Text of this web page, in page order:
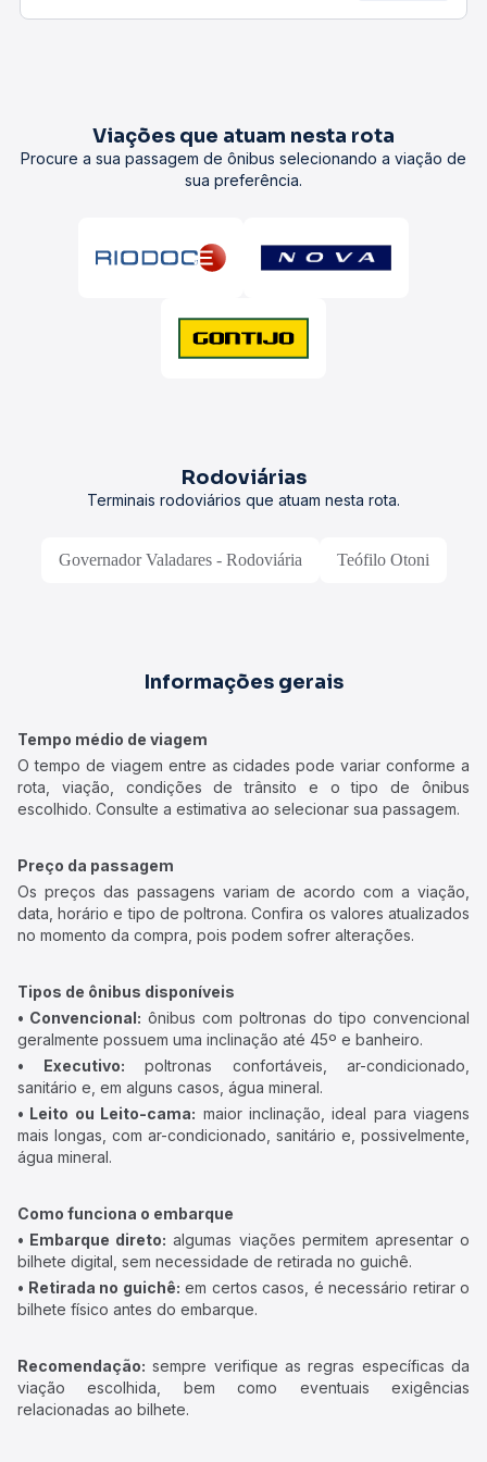
Viações que atuam nesta rota
Procure a sua passagem de ônibus selecionando a viação de
sua preferência.
Rodoviárias
Terminais rodoviários que atuam nesta rota.
Governador Valadares - Rodoviária Teófilo Otoni
Informações gerais
Tempo médio de viagem
O tempo de viagem entre as cidades pode variar conforme a
rota, viação, condições de trânsito e o tipo de ônibus
escolhido. Consulte a estimativa ao selecionar sua passagem.
Preço da passagem
Os preços das passagens variam de acordo com a viação,
data, horário e tipo de poltrona. Confira os valores atualizados
no momento da compra, pois podem sofrer alterações.
Tipos de ônibus disponíveis
• Convencional: ônibus com poltronas do tipo convencional
geralmente possuem uma inclinação até 45º e banheiro.
• Executivo: poltronas confortáveis, ar-condicionado,
sanitário e, em alguns casos, água mineral.
• Leito ou Leito-cama: maior inclinação, ideal para viagens
mais longas, com ar-condicionado, sanitário e, possivelmente,
água mineral.
Como funciona o embarque
• Embarque direto: algumas viações permitem apresentar o
bilhete digital, sem necessidade de retirada no guichê.
• Retirada no guichê: em certos casos, é necessário retirar o
bilhete físico antes do embarque.
Recomendação: sempre verifique as regras específicas da
viação escolhida, bem como eventuais exigências
relacionadas ao bilhete.